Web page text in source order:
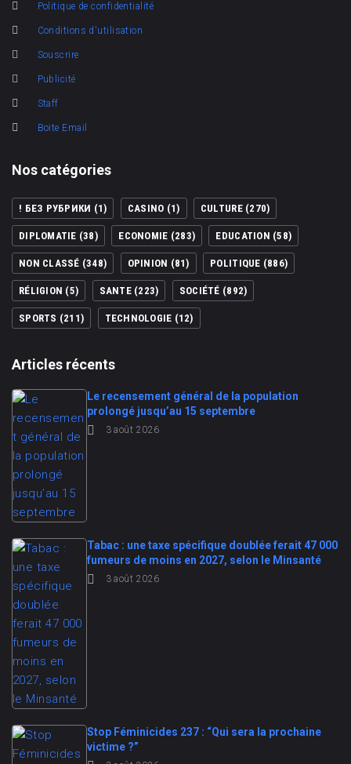
Politique de confidentialité
Conditions d'utilisation
Souscrire
Publicité
Staff
Boite Email
Nos catégories
! БЕЗ РУБРИКИ (1) CASINO (1) CULTURE(270)
DIPLOMATIE (38) ECONOMIE (283) EDUCATION (58)
NON CLASSÉ (348) OPINION (81) POLITIQUE (886)
RÉLIGION (5) SANTE(223) SOCIÉTÉ (892)
SPORTS (211) TECHNOLOGIE (12)
Articles récents
Le recensement général de la population
prolongé jusqu’au 15 septembre
3 août 2026
Tabac : une taxe spécifique doublée ferait 47 000
fumeurs de moins en 2027, selon le Minsanté
3 août 2026
Stop Féminicides 237 : “Qui sera la prochaine
victime ?”